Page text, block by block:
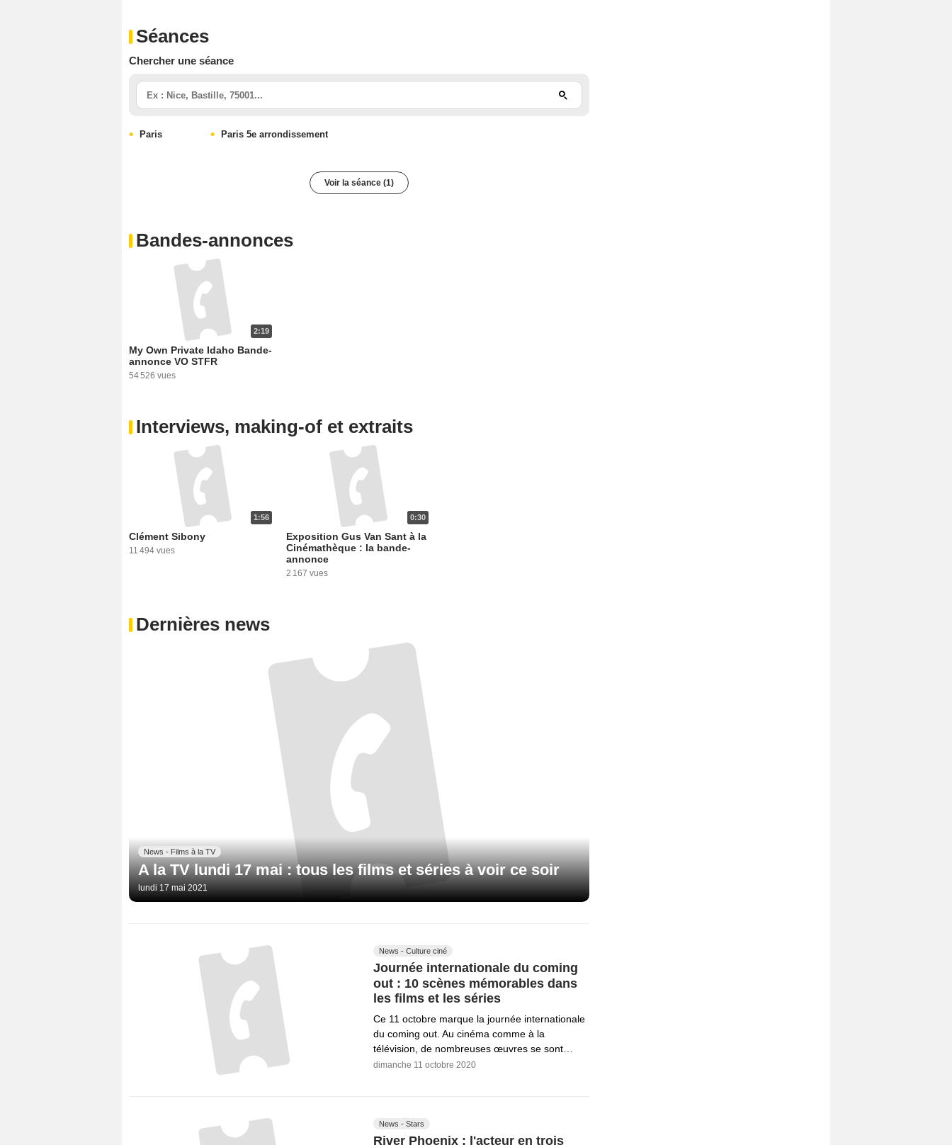
Séances
Chercher une séance
Paris Paris 5e arrondissement
Voir la séance (1)
Bandes-annonces
2:19
My Own Private Idaho Bande-
annonce VO STFR
54 526 vues
Interviews, making-of et extraits
1:56
Clément Sibony
11 494 vues
0:30
Exposition Gus Van Sant à la
Cinémathèque : la bande-
annonce
2 167 vues
Dernières news
News - Films à la TV
A la TV lundi 17 mai : tous les films et séries à voir ce soir
lundi 17 mai 2021
News - Culture ciné
Journée internationale du coming
out : 10 scènes mémorables dans
les films et les séries
Ce 11 octobre marque la journée internationale
du coming out. Au cinéma comme à la
télévision, de nombreuses œuvres se sont…
dimanche 11 octobre 2020
News - Stars
River Phoenix : l'acteur en trois